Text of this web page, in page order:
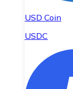
USD Coin
USDC